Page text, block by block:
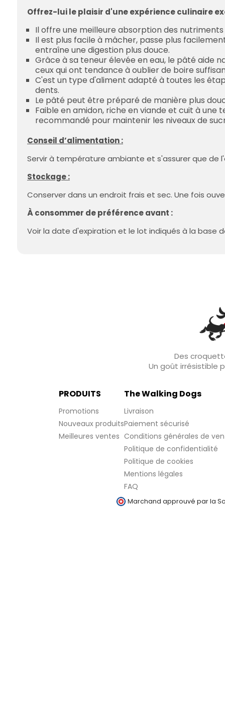
Offrez-lui le plaisir d'une expérience culinaire
Il offre une meilleure absorption des
Il est plus facile à mâcher, passe plus
entraîne une digestion plus douce.
Grâce à sa teneur élevée en eau, le pâté aide
ceux qui ont tendance à oublier de boire
C'est un type d'aliment adapté à toutes les
dents.
Le pâté peut être préparé de manière plus
Faible en amidon, riche en viande et cuit à
recommandé pour maintenir les niveaux de
Conseil d’alimentation :
Servir à température ambiante et s'assurer que de
Stockage :
Conserver dans un endroit frais et sec. Une fois
À consommer de préférence avant :
Voir la date d'expiration et le lot indiqués à la base
Des
Un goût irrésistible
PRODUITS
Promotions
Nouveaux produits
Meilleures ventes
The Walking Dogs
Livraison
Paiement sécurisé
Conditions générales de
Politique de confidentialité
Politique de cookies
Mentions légales
FAQ
Marchand approuvé par la